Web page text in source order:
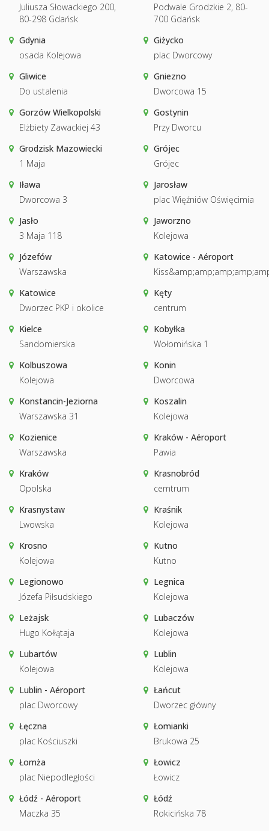
Juliusza Słowackiego 200,
80-298 Gdańsk
Podwale Grodzkie 2, 80-
700 Gdańsk
Gdynia
osada Kolejowa
Giżycko
plac Dworcowy
Gliwice
Do ustalenia
Gniezno
Dworcowa 15
Gorzów Wielkopolski
Elżbiety Zawackiej 43
Gostynin
Przy Dworcu
Grodzisk Mazowiecki
1 Maja
Grójec
Grójec
Iława
Dworcowa 3
Jarosław
plac Więźniów Oświęcimia
Jasło
3 Maja 118
Jaworzno
Kolejowa
Józefów
Warszawska
Katowice - Aéroport
Katowice
Dworzec PKP i okolice
Kęty
centrum
Kielce
Sandomierska
Kobyłka
Wołomińska 1
Kolbuszowa
Kolejowa
Konin
Dworcowa
Konstancin-Jeziorna
Warszawska 31
Koszalin
Kolejowa
Kozienice
Warszawska
Kraków - Aéroport
Pawia
Kraków
Opolska
Krasnobród
cemtrum
Krasnystaw
Lwowska
Kraśnik
Kolejowa
Krosno
Kolejowa
Kutno
Kutno
Legionowo
Józefa Piłsudskiego
Legnica
Kolejowa
Leżajsk
Hugo Kołłątaja
Lubaczów
Kolejowa
Lubartów
Kolejowa
Lublin
Kolejowa
Lublin - Aéroport
plac Dworcowy
Łańcut
Dworzec główny
Łęczna
plac Kościuszki
Łomianki
Brukowa 25
Łomża
plac Niepodległości
Łowicz
Łowicz
Łódź - Aéroport
Maczka 35
Łódź
Rokicińska 78